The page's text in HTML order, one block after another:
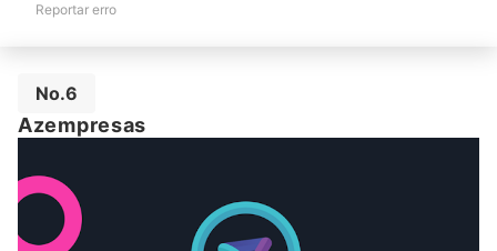
Reportar erro
No.6
Azempresas